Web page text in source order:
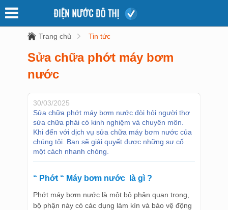
Trang chủ Tin tức
Sửa chữa phớt máy bơm
nước
30/03/2025
Sửa chữa phớt máy bơm nước đòi hỏi người thợ
sửa chữa phải có kinh nghiệm và chuyên môn.
Khi đến với dịch vụ sửa chữa máy bơm nước của
chúng tôi. Bạn sẽ giải quyết được những sự cố
một cách nhanh chóng.
“ Phớt “ Máy bơm nước là gì ?
Phớt máy bơm nước là một bộ phận quan trọng,
bộ phận này có các dụng làm kín và bảo vệ động